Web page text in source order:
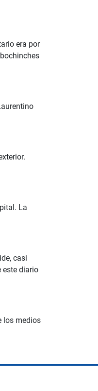
era por
La
casi
este diario
los medios